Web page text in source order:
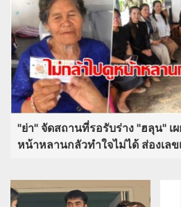
"ย่า" จัดสถานที่รอรับร่าง "ฮลุน" เ
หน้าหลานกลัวทำใจไม่ได้ ส่องเลข